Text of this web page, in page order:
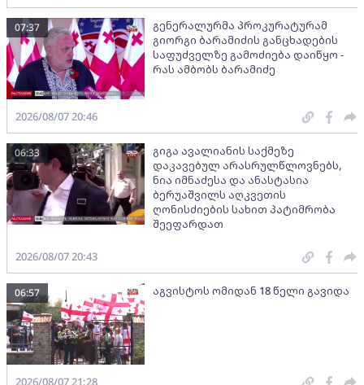
გენერალურმა პროკურატურამ
გიორგი ბარამიძის განცხადების
საფუძველზე გამოძიება დაიწყო -
რას ამბობს ბარამიძე
07:37
2026/08/07 20:46
გიგა ავალიანის საქმეზე
დაკავებულ არასრულწლოვნებს,
ნია იმნაძესა და ანასტასია
ბერუაშვილს აღკვეთის
ღონისძიების სახით პატიმრობა
შეეფარდათ
06:33
2026/08/07 20:43
აგვისტოს ომიდან 18 წელი გავიდა
06:57
2026/08/07 21:28